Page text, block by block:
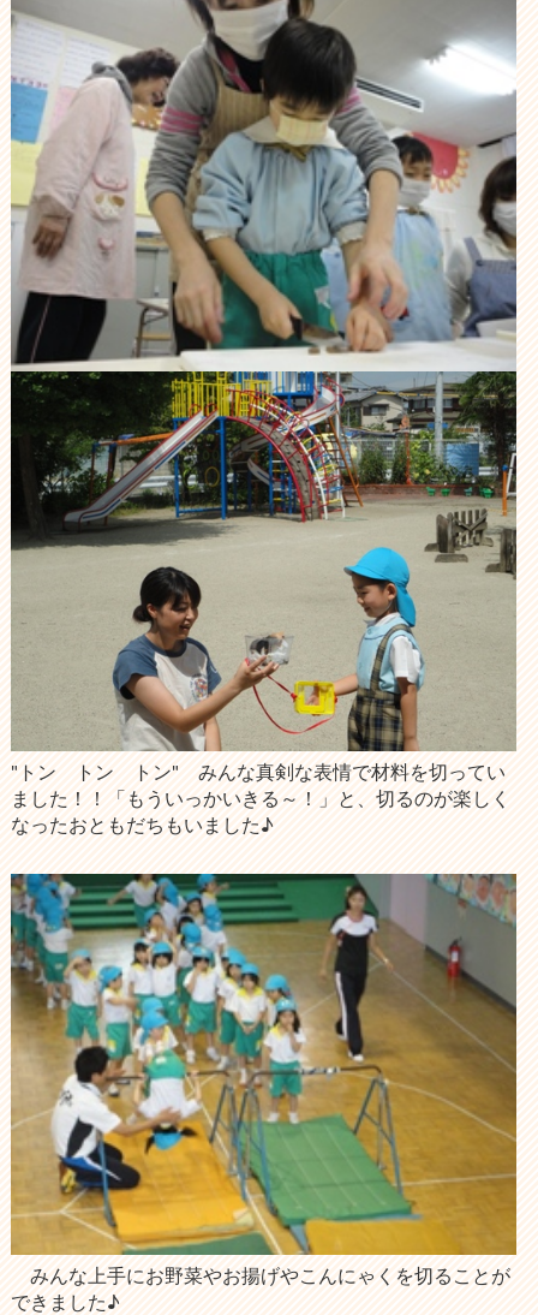
"トン トン トン" みんな真剣な表情で材料を切ってい
ました！！「もういっかいきる～！」と、切るのが楽しく
なったおともだちもいました♪
みんな上手にお野菜やお揚げやこんにゃくを切ることが
できました♪